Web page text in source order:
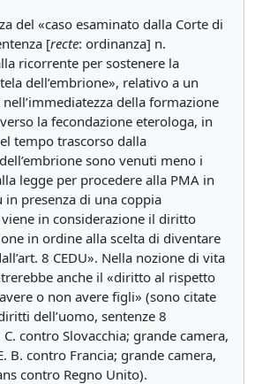
del «caso esaminato dalla Corte di
[recte: ordinanza] n.
ricorrente per sostenere la
dell’embrione», relativo a un
della formazione
la fecondazione eterologa, in
tempo trascorso dalla
sono venuti meno i
legge per procedere alla PMA in
presenza di una coppia
in considerazione il diritto
in ordine alla scelta di diventare
8 CEDU». Nella nozione di vita
anche il «diritto al rispetto
o non avere figli» (sono citate
dell’uomo, sentenze 8
contro Slovacchia; grande camera,
B. contro Francia; grande camera,
contro Regno Unito).